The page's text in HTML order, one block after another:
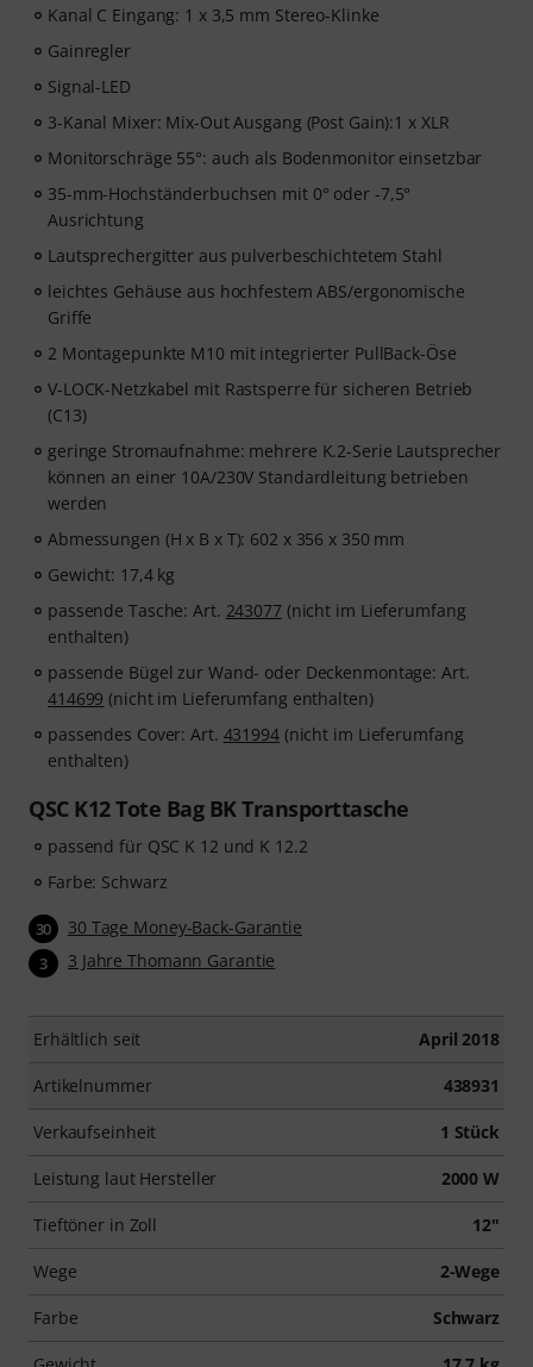
Kanal C Eingang: 1 x 3,5 mm Stereo-Klinke
Gainregler
Signal-LED
3-Kanal Mixer: Mix-Out Ausgang (Post Gain):1 x XLR
Monitorschräge 55°: auch als Bodenmonitor einsetzbar
35-mm-Hochständerbuchsen mit 0° oder -7,5°
Ausrichtung
Lautsprechergitter aus pulverbeschichtetem Stahl
leichtes Gehäuse aus hochfestem ABS/ergonomische
Griffe
2 Montagepunkte M10 mit integrierter PullBack-Öse
V-LOCK-Netzkabel mit Rastsperre für sicheren Betrieb
(C13)
geringe Stromaufnahme: mehrere K.2-Serie Lautsprecher
können an einer 10A/230V Standardleitung betrieben
werden
Abmessungen (H x B x T): 602 x 356 x 350 mm
Gewicht: 17,4 kg
passende Tasche: Art. 243077 (nicht im Lieferumfang
enthalten)
passende Bügel zur Wand- oder Deckenmontage: Art.
414699 (nicht im Lieferumfang enthalten)
passendes Cover: Art. 431994(nicht im Lieferumfang
enthalten)
QSC K12 Tote Bag BK Transporttasche
passend für QSC K 12 und K 12.2
Farbe: Schwarz
30 30 Tage Money-Back-Garantie
3 3 Jahre Thomann Garantie
Erhältlich seit April 2018
Artikelnummer 438931
Verkaufseinheit 1 Stück
Leistung laut Hersteller 2000 W
Tieftöner in Zoll 12"
Wege 2-Wege
Farbe Schwarz